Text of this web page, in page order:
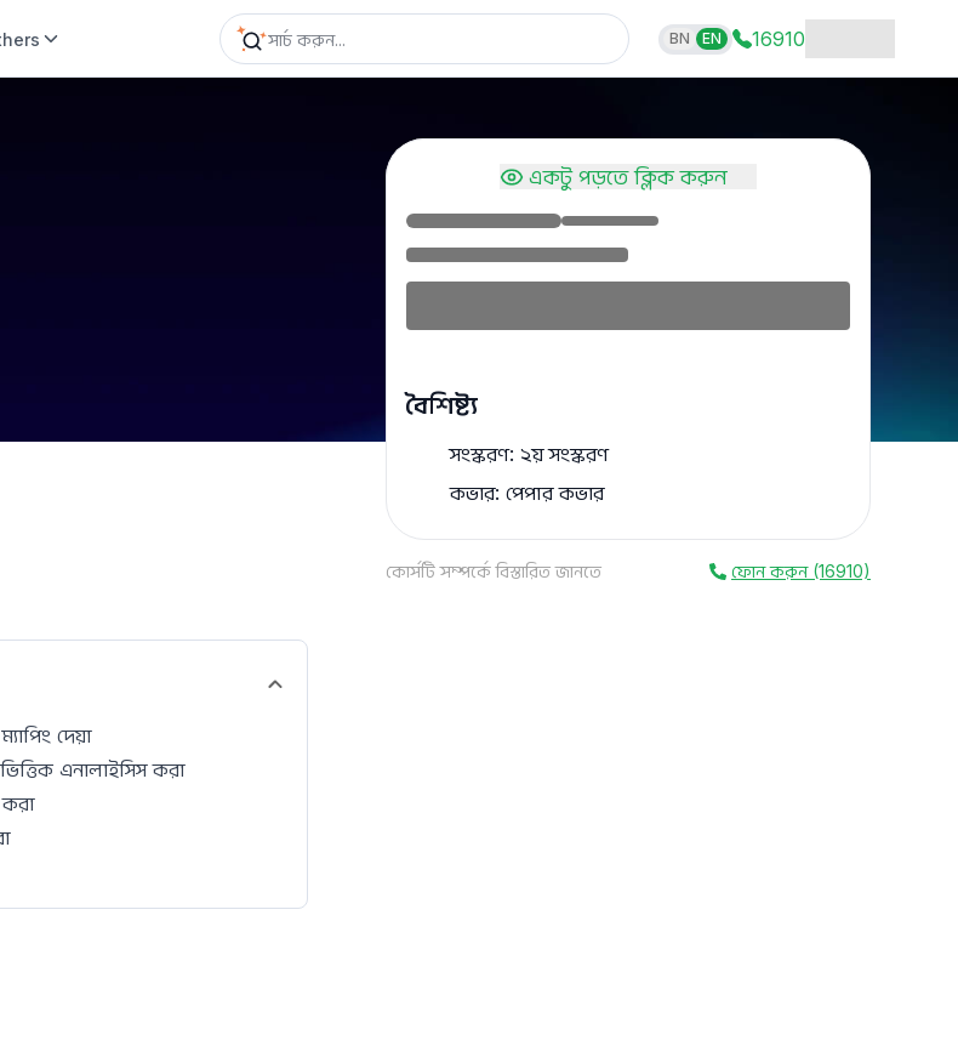
BN EN 16910
একটু পড়তে ক্লিক করুন
বৈশিষ্ট্য
সংস্করণ: ২য় সংস্করণ
কভার: পেপার কভার
কোর্সটি সম্পর্কে বিস্তারিত জানতে ফোন করুন (16910)
দেয়া
এনালাইসিস করা